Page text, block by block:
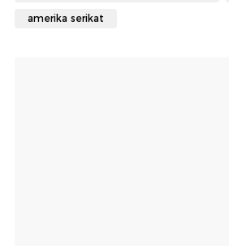
amerika serikat